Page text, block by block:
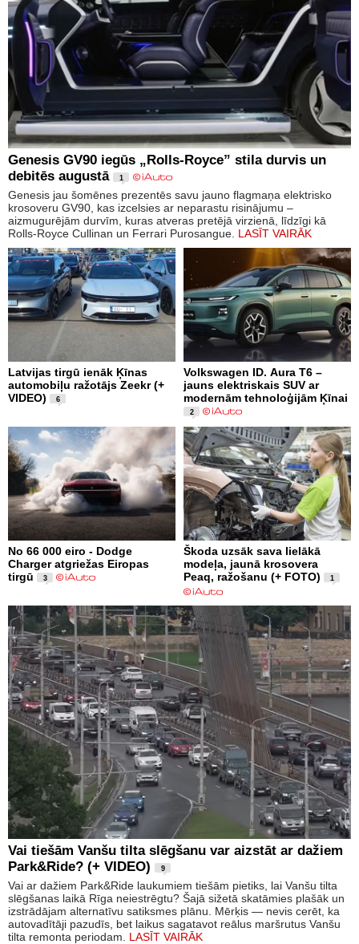
Genesis GV90 iegūs „Rolls-Royce” stila durvis un
debitēs augustā
1
Genesis jau šomēnes prezentēs savu jauno flagmaņa elektrisko
krosoveru GV90, kas izcelsies ar neparastu risinājumu –
aizmugurējām durvīm, kuras atveras pretējā virzienā, līdzīgi kā
Rolls-Royce Cullinan un Ferrari Purosangue. LASĪT VAIRĀK
Latvijas tirgū ienāk Ķīnas
automobiļu ražotājs Zeekr (+
VIDEO)
6
Volkswagen ID. Aura T6 –
jauns elektriskais SUV ar
modernām tehnoloģijām Ķīnai
2
No 66 000 eiro - Dodge
Charger atgriežas Eiropas
tirgū
3
Škoda uzsāk sava lielākā
modeļa, jaunā krosovera
Peaq, ražošanu (+ FOTO)
1
Vai tiešām Vanšu tilta slēgšanu var aizstāt ar dažiem
Park&Ride? (+ VIDEO)
9
Vai ar dažiem Park&Ride laukumiem tiešām pietiks, lai Vanšu tilta
slēgšanas laikā Rīga neiestrēgtu? Šajā sižetā skatāmies plašāk un
izstrādājam alternatīvu satiksmes plānu. Mērķis — nevis cerēt, ka
autovadītāji pazudīs, bet laikus sagatavot reālus maršrutus Vanšu
tilta remonta periodam. LASĪT VAIRĀK